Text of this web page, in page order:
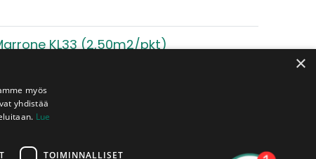
KL33 (2,50m2/pkt)
×
myös
yhdistää
Lue
TOIMINNALLISET